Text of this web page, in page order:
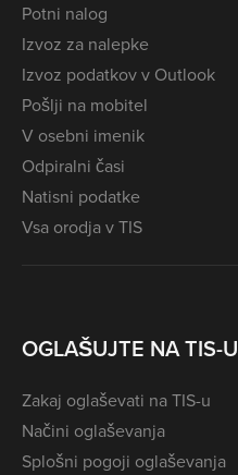
Potni nalog
Izvoz za nalepke
Izvoz podatkov v Outlook
Pošlji na mobitel
V osebni imenik
Odpiralni časi
Natisni podatke
Vsa orodja v TIS
OGLAŠUJTE NA TIS-U
Zakaj oglaševati na TIS-u
Načini oglaševanja
Splošni pogoji oglaševanja